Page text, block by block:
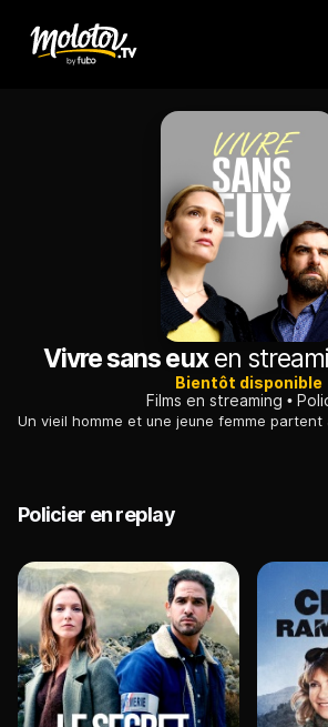
Vivre sans euxen
Bientôt disponible
Films en streaming
Policier en replay